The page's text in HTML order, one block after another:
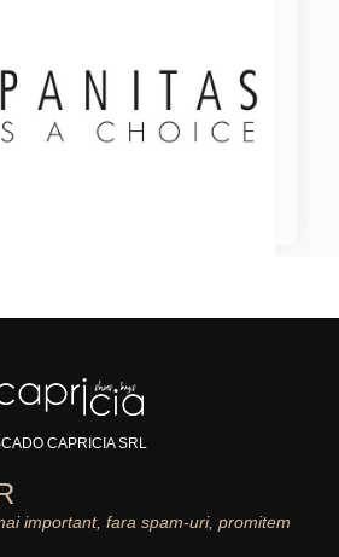
CAPRICIA SRL
important, fara spam-uri, promitem